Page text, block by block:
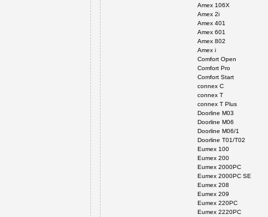
Amex 106X
Amex 2i
Amex 401
Amex 601
Amex 802
Amex i
Comfort Open
Comfort Pro
Comfort Start
connex C
connex T
connex T Plus
Doorline M03
Doorline M06
Doorline M06/1
Doorline T01/T02
Eumex 100
Eumex 200
Eumex 2000PC
Eumex 2000PC SE
Eumex 208
Eumex 209
Eumex 220PC
Eumex 2220PC